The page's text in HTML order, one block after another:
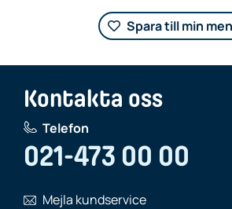
Spara till min
Kontakta oss
Telefon
021-473 00 00
Mejla kundservice